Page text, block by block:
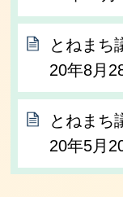
とねま
20年8月
とねま
20年5月